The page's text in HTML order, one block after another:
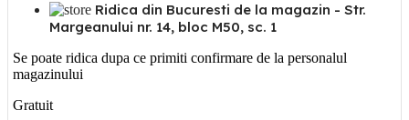
Ridica din Bucuresti de la magazin - Str.
Margeanului nr. 14, bloc M50, sc. 1
Se poate ridica dupa ce primiti confirmare de la personalul
magazinului
Gratuit